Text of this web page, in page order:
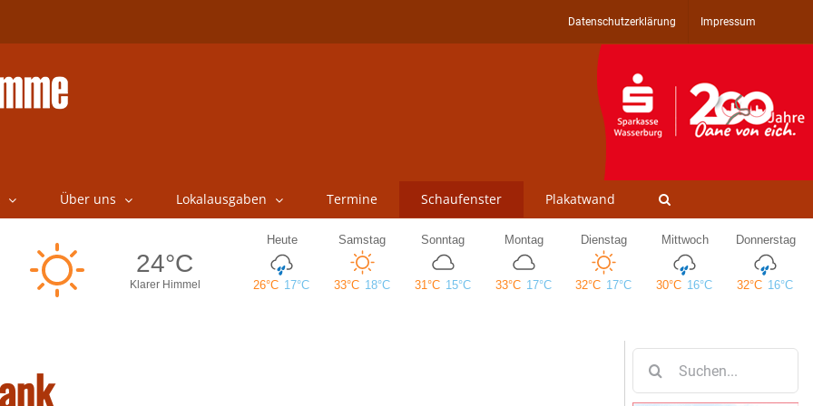
Datenschutzerklärung Impressum
Über uns Lokalausgaben Termine Schaufenster Plakatwand
nach: